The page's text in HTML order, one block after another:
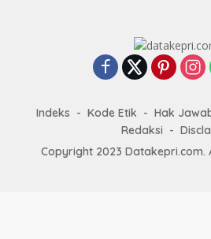
Indeks Kode Etik
Hak
Redaksi
Copyright 2023 Datakepri.com.